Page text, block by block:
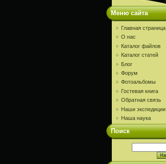
Меню сайта
Главная страница
О нас
Каталог файлов
Каталог статей
Блог
Форум
Фотоальбомы
Гостевая книга
Обратная связь
Наши экспедиции
Наша наука
Поиск